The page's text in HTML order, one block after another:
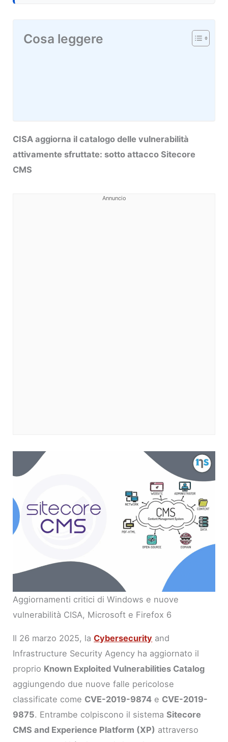
Cosa leggere
CISA aggiorna il catalogo delle vulnerabilità
attivamente sfruttate: sotto attacco Sitecore
CMS
Annuncio
Aggiornamenti critici di Windows e nuove
vulnerabilità CISA, Microsoft e Firefox 6
Il 26 marzo 2025, laCybersecurity and
Infrastructure Security Agency ha aggiornato il
proprio Known Exploited Vulnerabilities Catalog
aggiungendo due nuove falle pericolose
classificate come CVE-2019-9874 e CVE-2019-
9875. Entrambe colpiscono il sistemaSitecore
CMS and Experience Platform (XP) attraverso